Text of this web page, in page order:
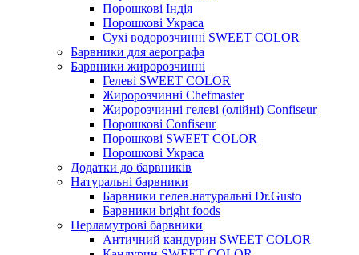
Порошкові Індія
Порошкові Украса
Сухі водорозчинні SWEET COLOR
Барвники для аерографа
Барвники жиророзчинні
Гелеві SWEET COLOR
Жиророзчинні Chefmaster
Жиророзчинні гелеві (олійні) Confiseur
Порошкові Confiseur
Порошкові SWEET COLOR
Порошкові Украса
Додатки до барвників
Натуральні барвники
Барвники гелев.натуральні Dr.Gusto
Барвники bright foods
Перламутрові барвники
Античний кандурин SWEET COLOR